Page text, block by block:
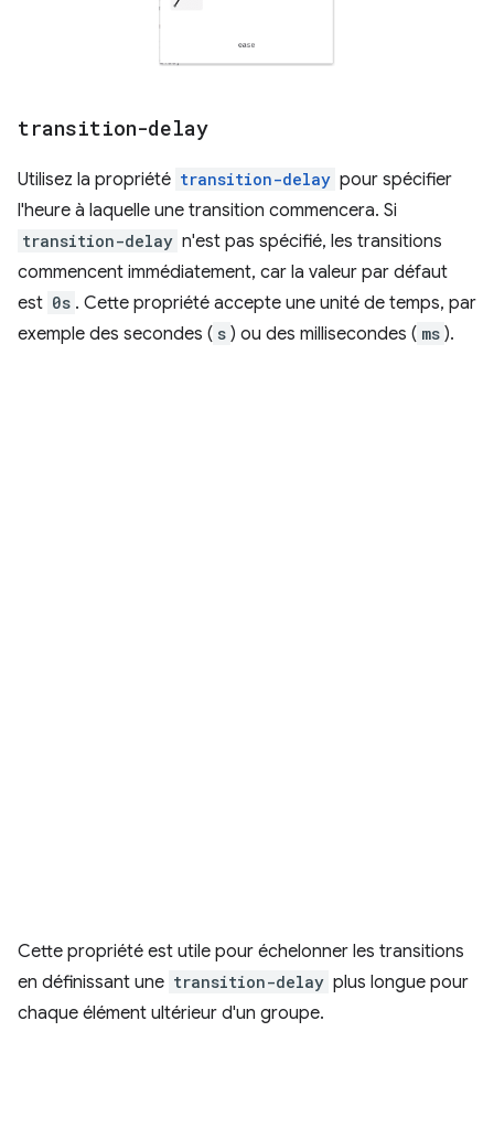
transition-delay
Utilisez la propriété transition-delay pour spécifier
l'heure à laquelle une transition commencera. Si
transition-delay n'est pas spécifié, les transitions
commencent immédiatement, car la valeur par défaut
est 0s . Cette propriété accepte une unité de temps, par
exemple des secondes ( s ) ou des millisecondes ( ms ).
Cette propriété est utile pour échelonner les transitions
en définissant une transition-delay plus longue pour
chaque élément ultérieur d'un groupe.